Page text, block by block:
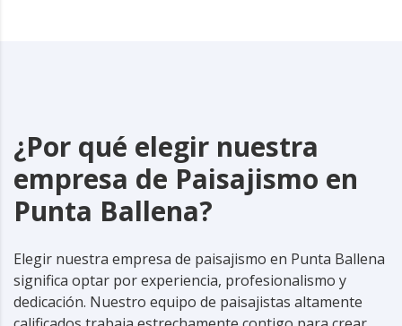
¿Por qué elegir nuestra
empresa de Paisajismo en
Punta Ballena?
Elegir nuestra empresa de paisajismo en Punta Ballena
significa optar por experiencia, profesionalismo y
dedicación. Nuestro equipo de paisajistas altamente